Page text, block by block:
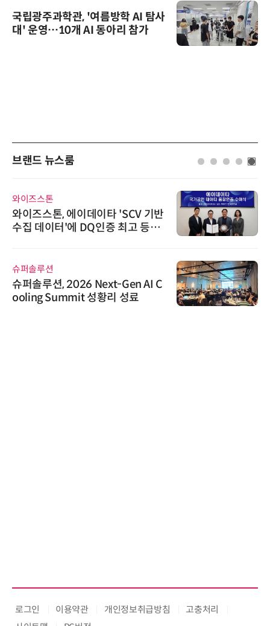
국립광주과학관, '여름방학 AI 탐사
대' 운영…10개 AI 동아리 참가
브랜드 뉴스룸
와이즈스톤
와이즈스톤, 에이데이타 'SCV 기반
수집 데이터'에 DQ인증 최고 등급
슈퍼솔루션
슈퍼솔루션, 2026 Next-Gen AI C
ooling Summit 성황리 성료
로그인 이용약관 개인정보취급방침
고충처리